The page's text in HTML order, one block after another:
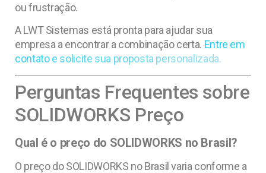
ou frustração.
A LWT Sistemas está pronta para ajudar sua
empresa a encontrar a combinação certa. Entre em
contato e solicite sua proposta personalizada.
Perguntas Frequentes sobre
SOLIDWORKS Preço
Qual é o preço do SOLIDWORKS no Brasil?
O preço do SOLIDWORKS no Brasil varia conforme a